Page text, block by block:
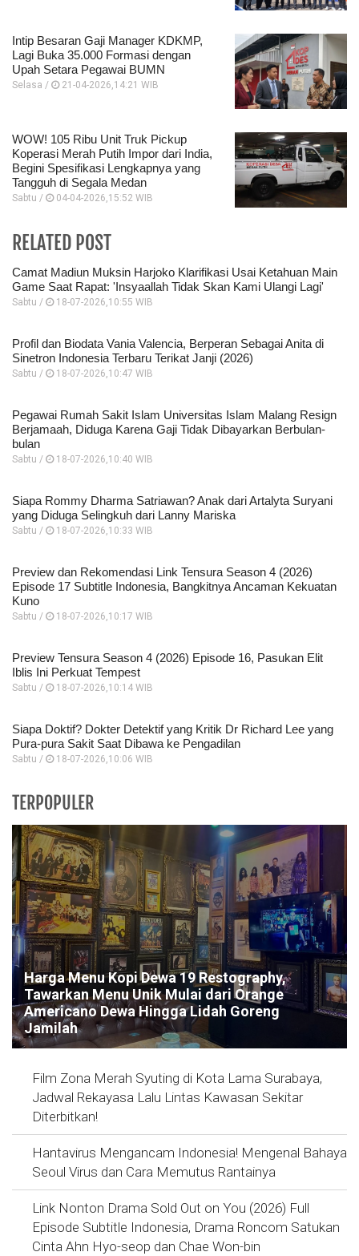
Intip Besaran Gaji Manager KDKMP,
Lagi Buka 35.000 Formasi dengan
Upah Setara Pegawai BUMN
Selasa / 21-04-2026,14:21 WIB
WOW! 105 Ribu Unit Truk Pickup
Koperasi Merah Putih Impor dari India,
Begini Spesifikasi Lengkapnya yang
Tangguh di Segala Medan
Sabtu / 04-04-2026,15:52 WIB
RELATED POST
Camat Madiun Muksin Harjoko Klarifikasi Usai Ketahuan Main
Game Saat Rapat: 'Insyaallah Tidak Skan Kami Ulangi Lagi'
Sabtu / 18-07-2026,10:55 WIB
Profil dan Biodata Vania Valencia, Berperan Sebagai Anita di
Sinetron Indonesia Terbaru Terikat Janji (2026)
Sabtu / 18-07-2026,10:47 WIB
Pegawai Rumah Sakit Islam Universitas Islam Malang Resign
Berjamaah, Diduga Karena Gaji Tidak Dibayarkan Berbulan-
bulan
Sabtu / 18-07-2026,10:40 WIB
Siapa Rommy Dharma Satriawan? Anak dari Artalyta Suryani
yang Diduga Selingkuh dari Lanny Mariska
Sabtu / 18-07-2026,10:33 WIB
Preview dan Rekomendasi Link Tensura Season 4 (2026)
Episode 17 Subtitle Indonesia, Bangkitnya Ancaman Kekuatan
Kuno
Sabtu / 18-07-2026,10:17 WIB
Preview Tensura Season 4 (2026) Episode 16, Pasukan Elit
Iblis Ini Perkuat Tempest
Sabtu / 18-07-2026,10:14 WIB
Siapa Doktif? Dokter Detektif yang Kritik Dr Richard Lee yang
Pura-pura Sakit Saat Dibawa ke Pengadilan
Sabtu / 18-07-2026,10:06 WIB
TERPOPULER
Harga Menu Kopi Dewa 19 Restography,
Tawarkan Menu Unik Mulai dari Orange
Americano Dewa Hingga Lidah Goreng
Jamilah
Film Zona Merah Syuting di Kota Lama Surabaya,
Jadwal Rekayasa Lalu Lintas Kawasan Sekitar
Diterbitkan!
Hantavirus Mengancam Indonesia! Mengenal Bahaya
Seoul Virus dan Cara Memutus Rantainya
Link Nonton Drama Sold Out on You (2026) Full
Episode Subtitle Indonesia, Drama Roncom Satukan
Cinta Ahn Hyo-seop dan Chae Won-bin